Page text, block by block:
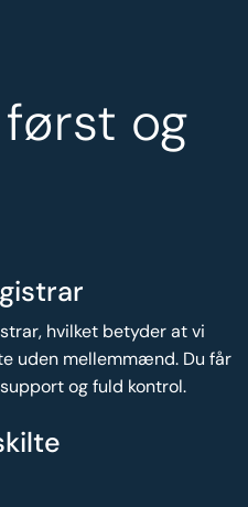
og
hvilket betyder at vi
uden mellemmænd. Du får
og fuld kontrol.